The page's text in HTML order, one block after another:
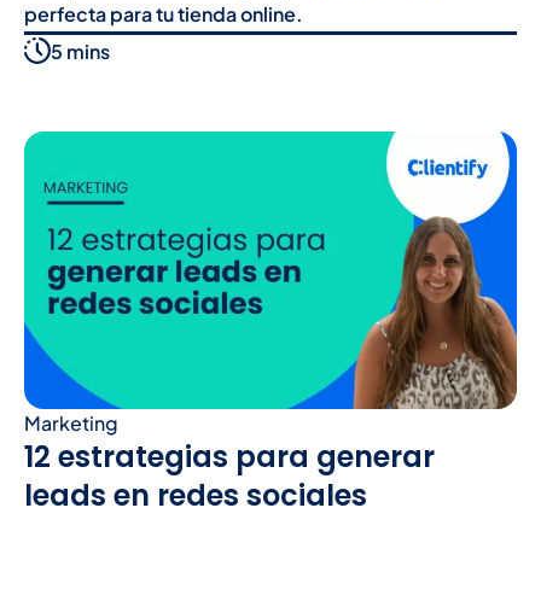
perfecta para tu tienda online.
5 mins
Marketing
12 estrategias para generar
leads en redes sociales